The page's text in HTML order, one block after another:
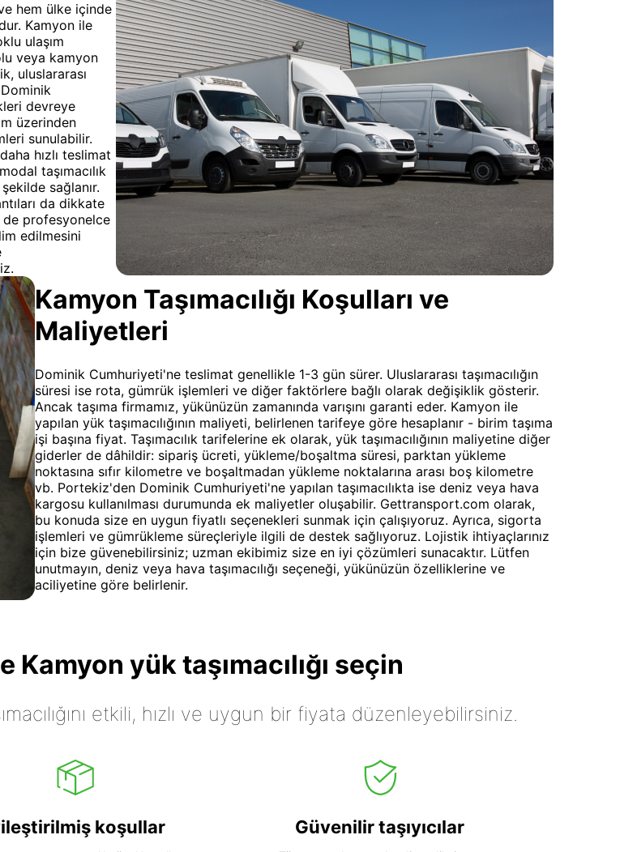
hem ülke içinde
Kamyon ile
ulaşım
veya kamyon
uluslararası
Dominik
devreye
üzerinden
sunulabilir.
hızlı teslimat
taşımacılık
sağlanır.
da dikkate
de profesyonelce
edilmesini
Kamyon Taşımacılığı Koşulları ve
Maliyetleri
Dominik Cumhuriyeti'ne teslimat genellikle 1-3 gün sürer. Uluslararası taşımacılığın
süresi ise rota, gümrük işlemleri ve diğer faktörlere bağlı olarak değişiklik gösterir.
Ancak taşıma firmamız, yükünüzün zamanında varışını garanti eder. Kamyon ile
yapılan yük taşımacılığının maliyeti, belirlenen tarifeye göre hesaplanır - birim taşıma
işi başına fiyat. Taşımacılık tarifelerine ek olarak, yük taşımacılığının maliyetine diğer
giderler de dâhildir: sipariş ücreti, yükleme/boşaltma süresi, parktan yükleme
noktasına sıfır kilometre ve boşaltmadan yükleme noktalarına arası boş kilometre
vb. Portekiz'den Dominik Cumhuriyeti'ne yapılan taşımacılıkta ise deniz veya hava
kargosu kullanılması durumunda ek maliyetler oluşabilir. Gettransport.com olarak,
bu konuda size en uygun fiyatlı seçenekleri sunmak için çalışıyoruz. Ayrıca, sigorta
işlemleri ve gümrükleme süreçleriyle ilgili de destek sağlıyoruz. Lojistik ihtiyaçlarınız
için bize güvenebilirsiniz; uzman ekibimiz size en iyi çözümleri sunacaktır. Lütfen
unutmayın, deniz veya hava taşımacılığı seçeneği, yükünüzün özelliklerine ve
aciliyetine göre belirlenir.
yük taşımacılığı seçin
etkili, hızlı ve uygun bir fiyata düzenleyebilirsiniz.
koşullar Güvenilir taşıyıcılar